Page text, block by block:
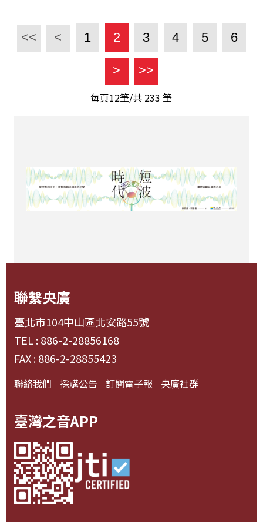
<< < 1 2 3 4 5 6
> >>
每頁12筆/共 233 筆
聯繫央廣
臺北市104中山區北安路55號
TEL : 886-2-28856168
FAX : 886-2-28855423
聯絡我們 採購公告 訂閱電子報 央廣社群
臺灣之音APP